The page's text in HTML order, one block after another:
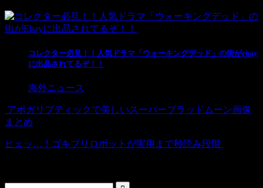
コレクター必見！！人気ドラマ「ウォーキングデッド」の街がebay
に出品されてるぞ！！
海外ニュース
アポガリプティックで美しいスーパーブラッドムーン画像
まとめ
ヒェッ…！ゴキブリロボットが実用まで秒読み段階